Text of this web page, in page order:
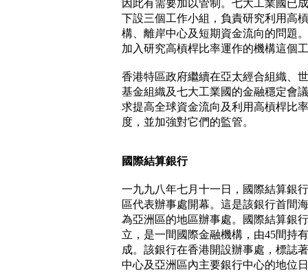
因此有需要加以管制。七大工業國已
下設三個工作小組，負責研究利用高
構、離岸中心及短期資金流向的問題
加入研究高槓桿比率運作的機構這個
香港特區政府繼續在亞太經合組織、
基金組織及七大工業國的金融穩定會
求提高全球資金流向及利用高槓桿比
度，並加強對它們的監管。
國際結算銀行
一九九八年七月十一日，國際結算銀
區代表辦事處開幕。這是該銀行首間
為亞洲區的地區辦事處。國際結算銀
立，是一間國際金融機構，由45間持
成。該銀行在香港開設辦事處，標誌
中心及亞洲區內主要銀行中心的地位